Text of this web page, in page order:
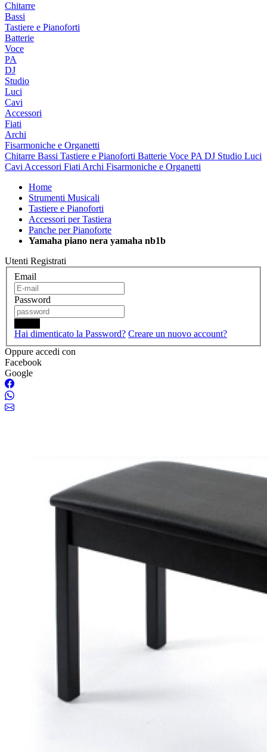
Chitarre
Bassi
Tastiere e Pianoforti
Batterie
Voce
PA
DJ
Studio
Luci
Cavi
Accessori
Fiati
Archi
Fisarmoniche e Organetti
Chitarre Bassi Tastiere e Pianoforti Batterie Voce PA DJ Studio Luci
Cavi Accessori Fiati Archi Fisarmoniche e Organetti
Home
Strumenti Musicali
Tastiere e Pianoforti
Accessori per Tastiera
Panche per Pianoforte
Yamaha piano nera yamaha nb1b
Utenti Registrati
Email
Password
Hai dimenticato la Password? Creare un nuovo account?
Oppure accedi con
Facebook
Google